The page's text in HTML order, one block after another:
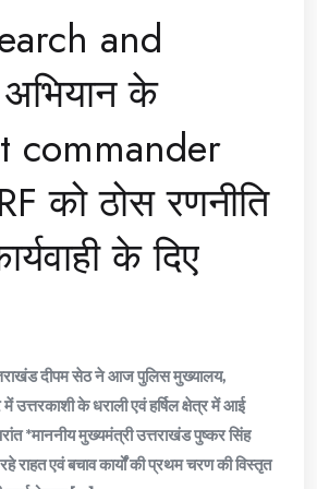
and
के
commander
को ठोस रणनीति
के दिए
दीपम सेठ ने आज पुलिस मुख्यालय,
उत्तरकाशी के धराली एवं हर्षिल क्षेत्र में आई
*माननीय मुख्यमंत्री उत्तराखंड पुष्कर सिंह
राहत एवं बचाव कार्यों की प्रथम चरण की विस्तृत